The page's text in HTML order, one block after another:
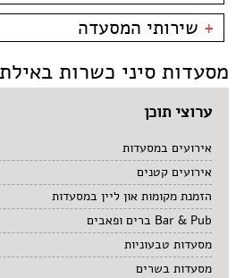
קניון מול הים - טיילת
צמחוני/טבעוני
פירות ים
סושי
אוכל ביתי
בית
סיני
כשרות
כשר למהדרין
+ שירותי המסעדה
משלוחים
מסעדות סיני כשרות באילת
ערוצי תוכן
אירועים במסעדות
אירועים קטנים
הזמנת מקומות און ליין במסעדות
Bar & Pub ברים ופאבים
מסעדות טבעוניות
מסעדות בשרים